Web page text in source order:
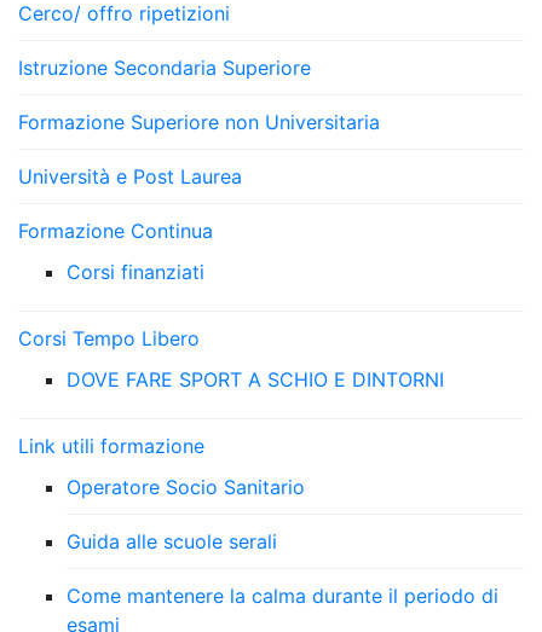
Cerco/ offro ripetizioni
Istruzione Secondaria Superiore
Formazione Superiore non Universitaria
Università e Post Laurea
Formazione Continua
Corsi finanziati
Corsi Tempo Libero
DOVE FARE SPORT A SCHIO E DINTORNI
Link utili formazione
Operatore Socio Sanitario
Guida alle scuole serali
Come mantenere la calma durante il periodo di
esami